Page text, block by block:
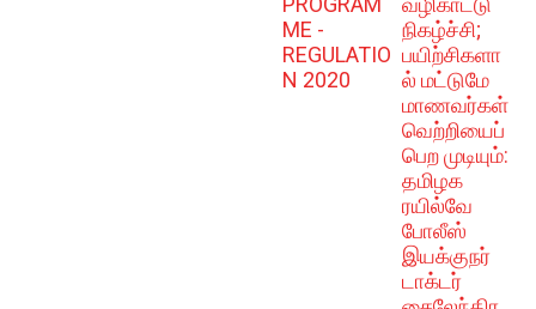
ME -
REGULATIO
N 2020
நிகழ்ச்சி;
பயிற்சிகளா
ல் மட்டுமே
மாணவர்கள்
வெற்றியைப்
பெற முடியும்:
தமிழக
ரயில்வே
போலீஸ்
இயக்குநர்
டாக்டர்